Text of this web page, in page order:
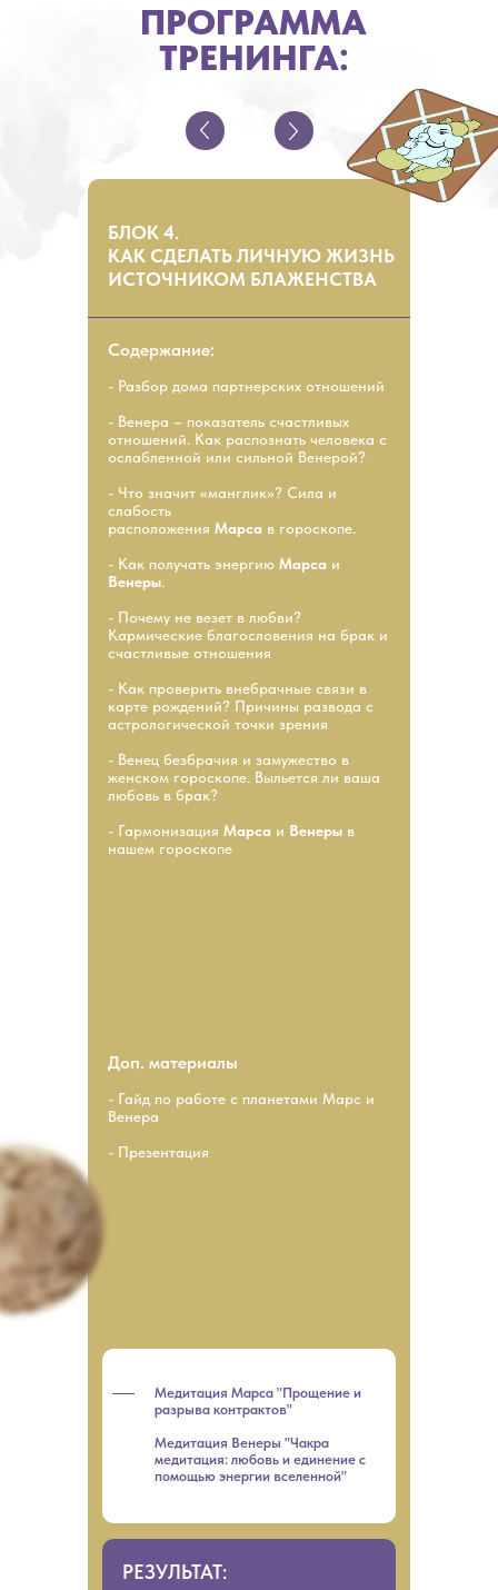
ПРОГРАММА
ТРЕНИНГА:
БЛОК 4.
КАК СДЕЛАТЬ ЛИЧНУЮ ЖИЗНЬ
ИСТОЧНИКОМ БЛАЖЕНСТВА
Содержание:
- Разбор дома партнерских отношений
- Венера – показатель счастливых
отношений. Как распознать человека с
ослабленной или сильной Венерой?
- Что значит «манглик»? Сила и
слабость
расположения Марса в гороскопе.
- Как получать энергию Марса и
Венеры.
- Почему не везет в любви?
Кармические благословения на брак и
счастливые отношения
- Как проверить внебрачные связи в
карте рождений? Причины развода с
астрологической точки зрения
- Венец безбрачия и замужество в
женском гороскопе. Выльется ли ваша
любовь в брак?
- Гармонизация Марса и Венеры в
нашем гороскопе
- Гайд по работе с планетами Марс и
Венера
- Презентация
Доп. материалы
РЕЗУЛЬТАТ:
Медитация Марса "Прощение и
разрыва контрактов"
Медитация Венеры "Чакра
медитация: любовь и единение с
помощью энергии вселенной"